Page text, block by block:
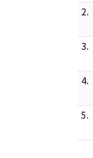
2.
3.
4.
5.